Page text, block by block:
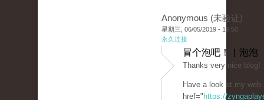
Anonymous (未验证)
星期三, 06/05/2019 - 19:50
永久连接
冒个泡吧！ | 泡泡
Thanks very nice blog!
Have a look at my web
href=" https://